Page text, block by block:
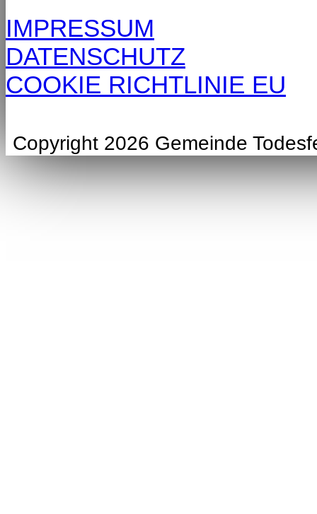
IMPRESSUM
DATENSCHUTZ
COOKIE RICHTLINIE EU
Copyright 2026 Gemeinde